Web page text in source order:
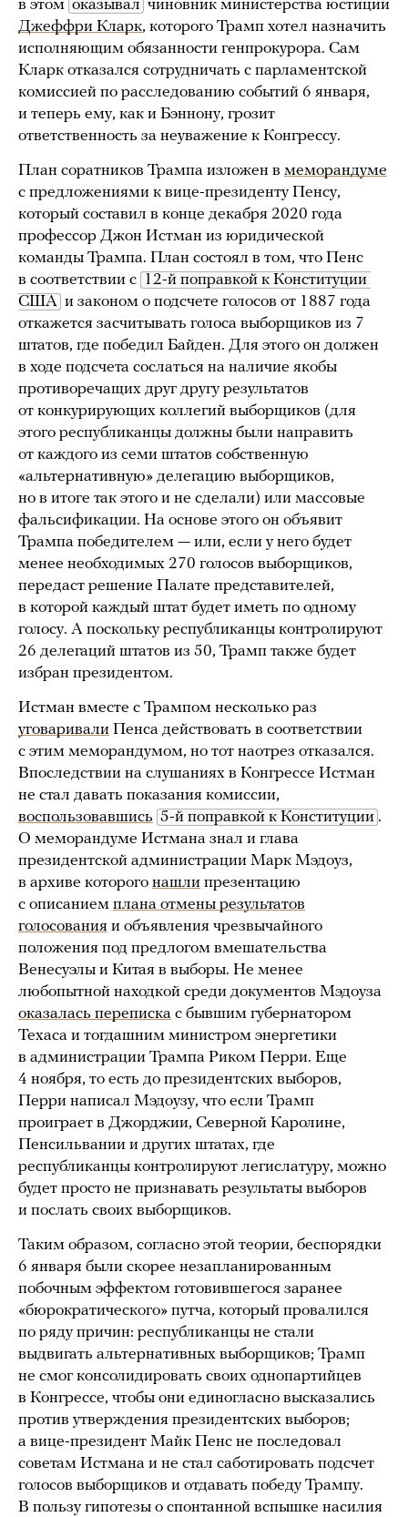
в этом оказывал чиновник министерства юстиции
Джеффри Кларк, которого Трамп хотел назначить
исполняющим обязанности генпрокурора. Сам
Кларк отказался сотрудничать с парламентской
комиссией по расследованию событий 6 января,
и теперь ему, как и Бэннону, грозит
ответственность за неуважение к Конгрессу.
План соратников Трампа изложен в меморандуме
с предложениями к вице-президенту Пенсу,
который составил в конце декабря 2020 года
профессор Джон Истман из юридической
команды Трампа. План состоял в том, что Пенс
в соответствии с 12-й поправкой к Конституции
США и законом о подсчете голосов от 1887 года
откажется засчитывать голоса выборщиков из 7
штатов, где победил Байден. Для этого он должен
в ходе подсчета сослаться на наличие якобы
противоречащих друг другу результатов
от конкурирующих коллегий выборщиков (для
этого республиканцы должны были направить
от каждого из семи штатов собственную
«альтернативную» делегацию выборщиков,
но в итоге так этого и не сделали) или массовые
фальсификации. На основе этого он объявит
Трампа победителем — или, если у него будет
менее необходимых 270 голосов выборщиков,
передаст решение Палате представителей,
в которой каждый штат будет иметь по одному
голосу. А поскольку республиканцы контролируют
26 делегаций штатов из 50, Трамп также будет
избран президентом.
Истман вместе с Трампом несколько раз
уговаривали Пенса действовать в соответствии
с этим меморандумом, но тот наотрез отказался.
Впоследствии на слушаниях в Конгрессе Истман
не стал давать показания комиссии,
воспользовавшись 5-й поправкой к Конституции .
О меморандуме Истмана знал и глава
президентской администрации Марк Мэдоуз,
в архиве которого нашли презентацию
с описанием плана отмены результатов
голосования и объявления чрезвычайного
положения под предлогом вмешательства
Венесуэлы и Китая в выборы. Не менее
любопытной находкой среди документов Мэдоуза
оказалась переписка с бывшим губернатором
Техаса и тогдашним министром энергетики
в администрации Трампа Риком Перри. Еще
4 ноября, то есть до президентских выборов,
Перри написал Мэдоузу, что если Трамп
проиграет в Джорджии, Северной Каролине,
Пенсильвании и других штатах, где
республиканцы контролируют легислатуру, можно
будет просто не признавать результаты выборов
и послать своих выборщиков.
Таким образом, согласно этой теории, беспорядки
6 января были скорее незапланированным
побочным эффектом готовившегося заранее
«бюрократического» путча, который провалился
по ряду причин: республиканцы не стали
выдвигать альтернативных выборщиков; Трамп
не смог консолидировать своих однопартийцев
в Конгрессе, чтобы они единогласно высказались
против утверждения президентских выборов;
а вице-президент Майк Пенс не последовал
советам Истмана и не стал саботировать подсчет
голосов выборщиков и отдавать победу Трампу.
В пользу гипотезы о спонтанной вспышке насилия